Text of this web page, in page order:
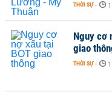
THỜI SỰ -
Nguy cơ
giao
THỜI SỰ -